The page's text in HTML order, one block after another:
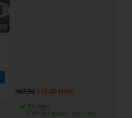
167,50 115,00 NOK
På lager
Vi sender pakken din i dag